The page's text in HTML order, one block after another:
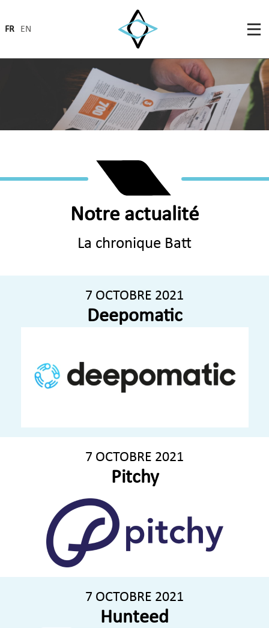
FR EN
Notre actualité
La chronique Batt
7 OCTOBRE 2021
Deepomatic
7 OCTOBRE 2021
Pitchy
7 OCTOBRE 2021
Hunteed